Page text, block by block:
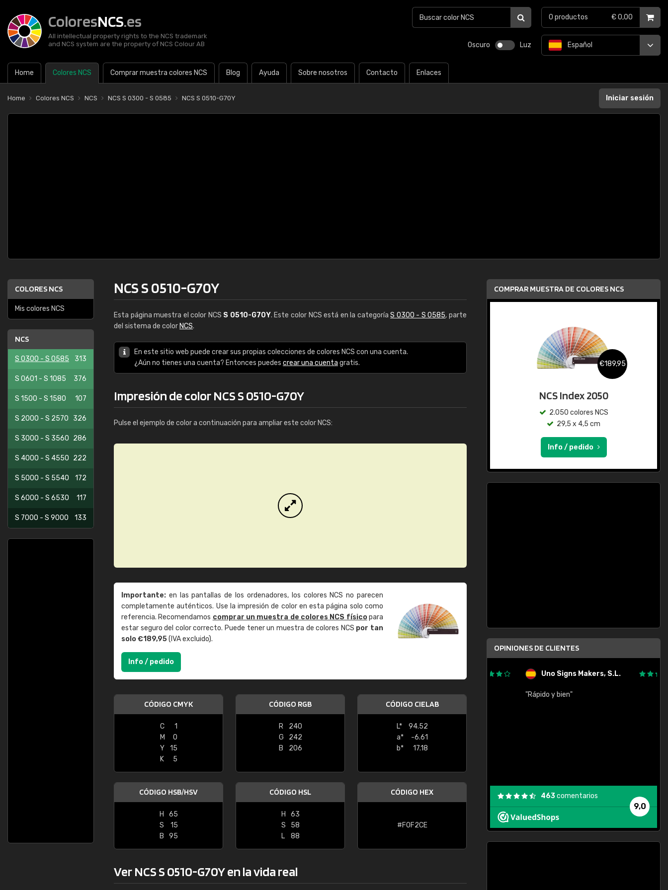
ColoresNCS.es
All intellectual property rights to the NCS trademark
and NCS system are the property of NCS Colour AB
Oscuro Luz
Home Colores NCS Comprar muestra colores NCS Blog Ayuda Sobre nosotros Contacto Enlaces
Español
0 productos € 0,00
Home Colores NCS NCS NCS S 0300 - S 0585 NCS S 0510-G70Y Iniciar sesión
COLORES NCS
Mis colores NCS
NCS
S 0300 - S 0585 313
S 0601 - S 1085 376
S 1500 - S 1580 107
S 2000 - S 2570 326
S 3000 - S 3560 286
S 4000 - S 4550 222
S 5000 - S 5540 172
S 6000 - S 6530 117
S 7000 - S 9000 133
NCS S 0510-G70Y
Esta página muestra el color NCS S 0510-G70Y. Este color NCS está en la categoríaS 0300 - S 0585, parte
del sistema de color NCS.
En este sitio web puede crear sus propias colecciones de colores NCS con una cuenta.
¿Aún no tienes una cuenta? Entonces puedes crear una cuenta gratis.
Impresión de color NCS S 0510-G70Y
Pulse el ejemplo de color a continuación para ampliar este color NCS:
Importante: en las pantallas de los ordenadores, los colores NCS no parecen
completamente auténticos. Use la impresión de color en esta página solo como
referencia. Recomendamos comprar un muestra de colores NCS físicopara
estar seguro del color correcto. Puede tener un muestra de colores NCS por tan
solo €189,95(IVA excluido).
Info / pedido
CÓDIGO CMYK
C
1
M
0
Y
15
K
5
CÓDIGO RGB
R
240
G
242
B
206
CÓDIGO CIELAB
L*
94.52
a*
-6.61
b*
17.18
CÓDIGO HSB/HSV
H
65
S
15
B
95
CÓDIGO HSL
H
63
S
58
L
88
CÓDIGO HEX
#F0F2CE
Ver NCS S 0510-G70Y en la vida real
COMPRAR MUESTRA DE COLORES NCS
€189,95
NCS Index 2050
2.050 colores NCS
29,5 x 4,5 cm
Info / pedido
OPINIONES DE CLIENTES
"Buen servicio. No obstante No es fácil
encontrar/comprar lo que se busca"
Uno Signs Makers, S.L.
"Rápido y bien"
9,0
463comentarios